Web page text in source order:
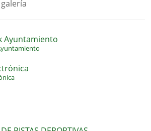
Ayuntamiento